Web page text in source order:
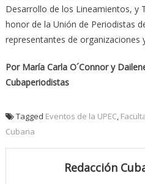
Desarrollo de los Lineamientos, y
honor de la Unión de Periodistas
representantes de organizaciones
Por María Carla O´Connor y
Cubaperiodistas
Tagged Eventos de la UPEC,
Cubana
Redacción